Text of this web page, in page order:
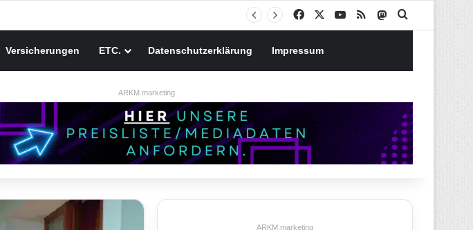
Facebook YouTube
RSS MastodonSuchen nach
Versicherungen ETC. Datenschutzerklärung Impressum
ARKM.marketing
ARKM.marketing